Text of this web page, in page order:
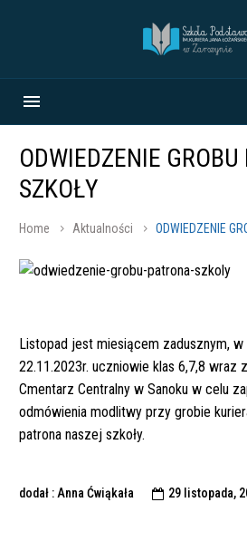
ODWIEDZENIE GROBU
SZKOŁY
Home Aktualności ODWIEDZENIE
Listopad jest miesiącem zadusznym,
22.11.2023r. uczniowie klas 6,7,8 wraz
Cmentarz Centralny w Sanoku w celu
odmówienia modlitwy przy grobie
patrona naszej szkoły.
dodał : Anna Ćwiąkała  29 listopada,